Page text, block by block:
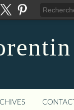
CONTACT